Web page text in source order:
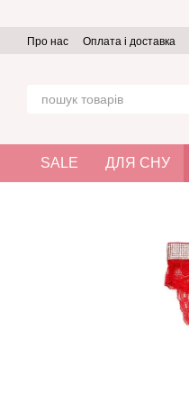
Про нас Оплата і доставка
SALE ДЛЯ СНУ